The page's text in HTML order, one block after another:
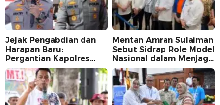
Jejak Pengabdian dan
Harapan Baru:
Pergantian Kapolres
Sidrap dalam Perspektif
Karier Dua Perwira
Mentan Amran Sulaiman
Sebut Sidrap Role Model
Nasional dalam Menjaga
Stabilitas Harga Telur